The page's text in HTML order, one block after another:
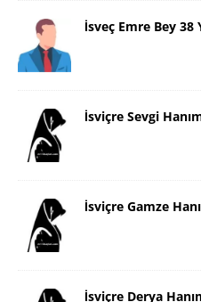
İsveç Emre Bey
İsviçre Sevgi
İsviçre Gamze
İsviçre Derya